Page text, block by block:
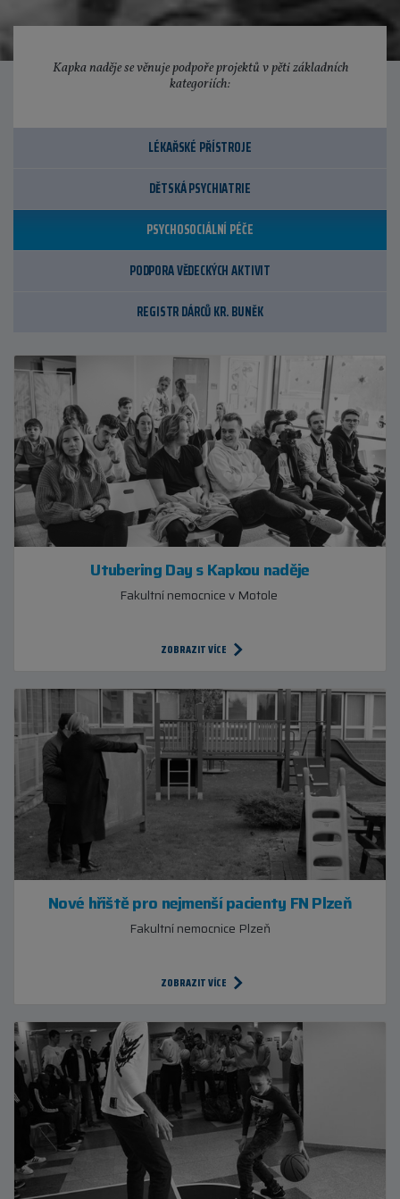
Kapka naděje se věnuje podpoře projektů v pěti základních
kategoriích:
LÉKAŘSKÉ PŘÍSTROJE
DĚTSKÁ PSYCHIATRIE
PSYCHOSOCIÁLNÍ PÉČE
PODPORA VĚDECKÝCH AKTIVIT
REGISTR DÁRCŮ KR. BUNĚK
Utubering Day s Kapkou naděje
Fakultní nemocnice v Motole
ZOBRAZIT VÍCE
Nové hřiště pro nejmenší pacienty FN Plzeň
Fakultní nemocnice Plzeň
ZOBRAZIT VÍCE